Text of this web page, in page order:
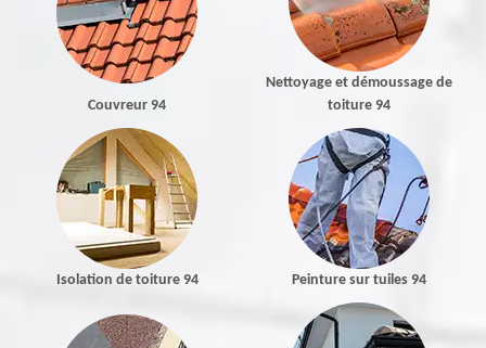
Couvreur 94
Nettoyage et démoussage de
toiture 94
Isolation de toiture 94 Peinture sur tuiles 94